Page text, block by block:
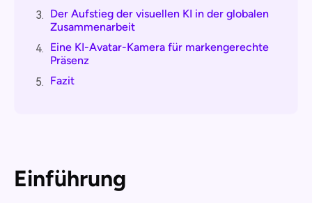
3. Der Aufstieg der visuellen KI in der globalen
Zusammenarbeit
4. Eine KI-Avatar-Kamera für markengerechte
Präsenz
5. Fazit
Einführung